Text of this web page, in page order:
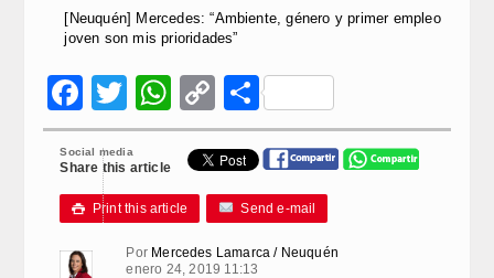
[Neuquén] Mercedes: “Ambiente, género y primer empleo
joven son mis prioridades”
Facebook
Twitter
WhatsApp
Copy
Link
Compartir
Social media
Share this article
 Print this article Send e-mail
Por Mercedes Lamarca / Neuquén
enero 24, 2019 11:13